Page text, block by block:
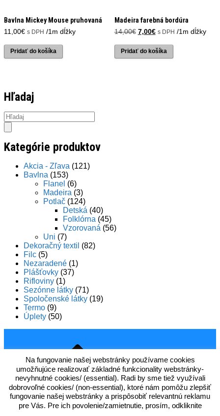
Bavlna Mickey Mouse pruhovaná
11,00€ s DPH /1m dĺžky
Pridať do košíka
Madeira farebná bordúra
14,00€ Pôvodná
bola:
14,00€.
7,00€Aktuálna
je:
7,00€.
s DPH /1m dĺžky
Pridať do košíka
Hľadaj
Products
search
Kategórie produktov
Akcia - Zľava (121)
Bavlna (153)
Flanel (6)
Madeira (3)
Potlač (124)
Detská (40)
Folklórna (45)
Vzorovaná (56)
Uni (7)
Dekoračný textil (82)
Filc (5)
Nezaradené (1)
Plášťovky (37)
Rifloviny (1)
Sezónne látky (71)
Spoločenské látky (19)
Termo (9)
Úplety (50)
Na fungovanie našej webstránky používame cookies
umožňujúce realizovať základné funkcionality webstránky-
nevyhnutné cookies/ (essential). Radi by sme tiež využívali
dobrovoľné cookies/ (non-essential), ktoré nám pomôžu zlepšiť
fungovanie našej webstránky a prispôsobiť relevantnú reklamu
pre Vás. Pre ich povolenie/zamietnutie, prosím, odkliknite